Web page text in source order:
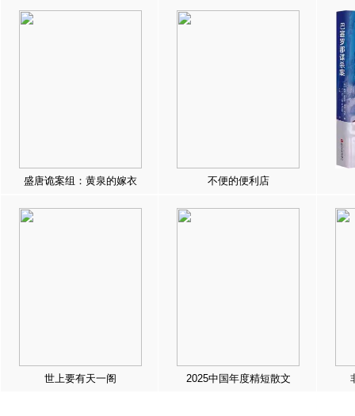
盛唐诡案组：黄泉的嫁衣 不便的便利店
世上要有天一阁 2025中国年度精短散文